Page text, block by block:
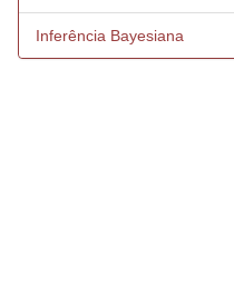
Inferência Bayesiana